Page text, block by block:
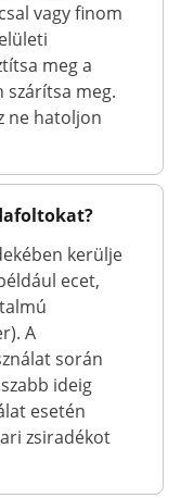
vagy finom
meg a
szárítsa meg.
ne hatoljon
kerülje
ecet,
A
során
ideig
esetén
zsiradékot